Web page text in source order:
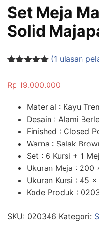
Set Meja
Solid
berdasarka
(1 ulasan
Rp 19.000.000
Material : Kayu
Desain : Alami
Finished : Closed
Warna : Salak
Set : 6 Kursi + 1
Ukuran Meja : 200
Ukuran Kursi : 45
Kode Produk :
SKU: 020346 Kategori: